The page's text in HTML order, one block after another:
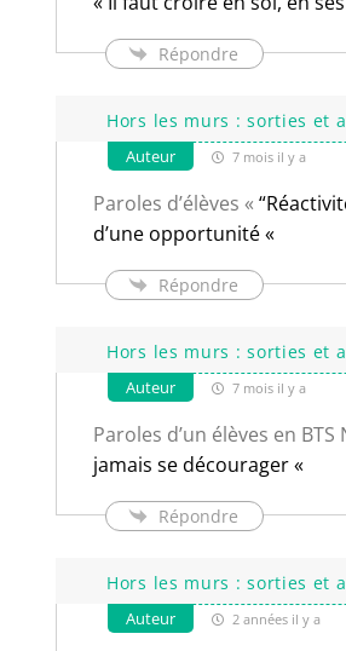
Répondre
Hors les murs : sorties et
Auteur 7 mois il y a
Paroles d’élèves «
d’une opportunité «
Répondre
Hors les murs : sorties et
Auteur 7 mois il y a
Paroles d’un élèves en BTS
jamais se décourager «
Répondre
Hors les murs : sorties et
Auteur 2 années il y a